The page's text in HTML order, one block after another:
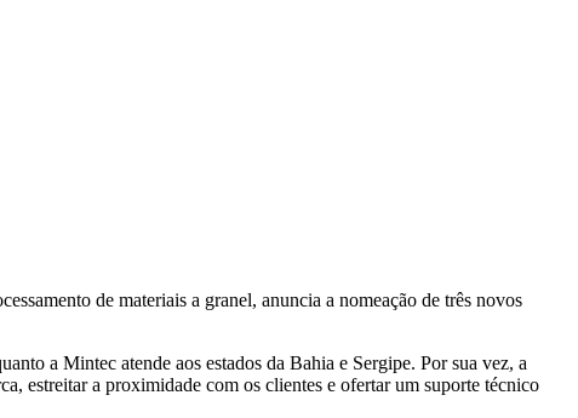
de materiais a granel, anuncia a nomeação de três novos
a Mintec atende aos estados da Bahia e Sergipe. Por sua vez, a
estreitar a proximidade com os clientes e ofertar um suporte técnico